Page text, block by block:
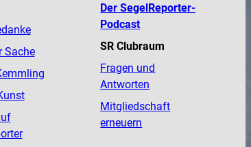
Sache
Der SegelReporter-
Podcast
SR Clubraum
Fragen und
Antworten
Mitgliedschaft
erneuern